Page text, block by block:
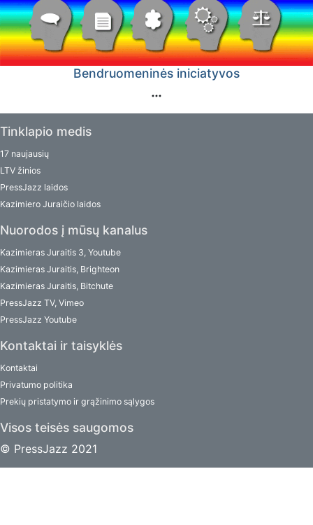
Bendruomeninės iniciatyvos
Tinklapio medis
17 naujausių
LTV žinios
PressJazz laidos
Kazimiero Juraičio laidos
Nuorodos į mūsų kanalus
Kazimieras Juraitis 3, Youtube
Kazimieras Juraitis, Brighteon
Kazimieras Juraitis, Bitchute
PressJazz TV, Vimeo
PressJazz Youtube
Kontaktai ir taisyklės
Kontaktai
Privatumo politika
Prekių pristatymo ir grąžinimo sąlygos
Visos teisės saugomos
© PressJazz 2021